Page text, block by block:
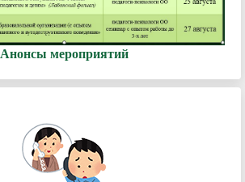
Анонсы мероприятий